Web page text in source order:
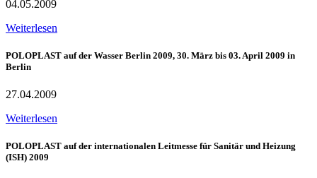
04.05.2009
Weiterlesen
POLOPLAST auf der Wasser Berlin 2009, 30. März bis 03. April 2009 in
Berlin
27.04.2009
Weiterlesen
POLOPLAST auf der internationalen Leitmesse für Sanitär und Heizung
(ISH) 2009